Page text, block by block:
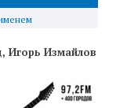
Игорь Измайлов